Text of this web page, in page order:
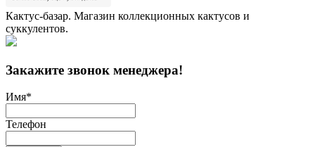
Кактус-базар. Магазин коллекционных кактусов и
суккулентов.
Закажите звонок менеджера!
Имя*
Телефон